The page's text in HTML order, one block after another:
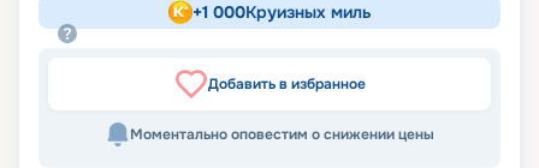
+1 000Круизных миль
Добавить в избранное
Моментально оповестим о снижении цены